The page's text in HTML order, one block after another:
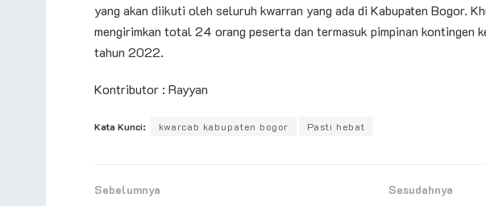
yang akan diikuti oleh seluruh kwarran yang ada di Kabupaten Bogor.
mengirimkan total 24 orang peserta dan termasuk pimpinan kontingen
tahun 2022.
Kontributor : Rayyan
Kata Kunci: kwarcab kabupaten bogor Pasti hebat
Sebelumnya Sesudahnya